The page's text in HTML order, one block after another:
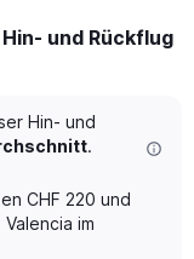
und Rückflug
Hin- und
.
CHF 220 und
im